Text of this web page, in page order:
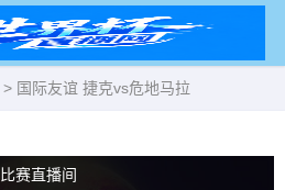
> 国际友谊 捷克vs危地马拉
比赛直播间